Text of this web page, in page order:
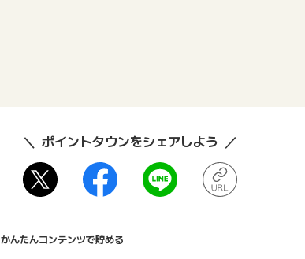
ポイントタウンをシェアしよう
かんたんコンテンツで貯める